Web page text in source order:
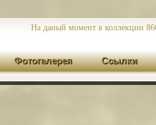
На даный момент в коллекции
Фотогалерея Ссылки